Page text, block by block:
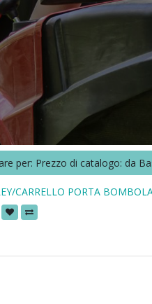
per: Prezzo di catalogo: da
CARRELLO PORTA